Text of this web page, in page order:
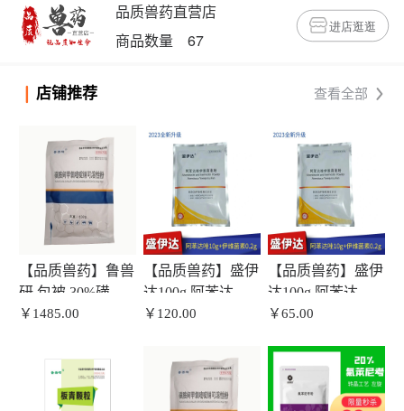
品质兽药直营店
商品数量 67
进店逛逛
店铺推荐 查看全部
【品质兽药】鲁兽
研 包被 30%磺胺
间甲氧嘧啶钠可溶
拌料1-2吨
￥1485.00
【品质兽药】盛伊
达100g 阿苯达唑
10g+伊维菌素0.2g
￥120.00
【品质兽药】盛伊
达100g 阿苯达唑
10g+伊维菌素0.2g
￥65.00